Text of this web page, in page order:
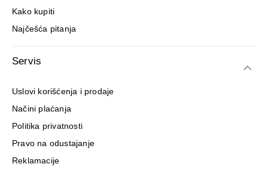
Kako kupiti
Najčešća pitanja
Servis
Uslovi korišćenja i prodaje
Načini plaćanja
Politika privatnosti
Pravo na odustajanje
Reklamacije